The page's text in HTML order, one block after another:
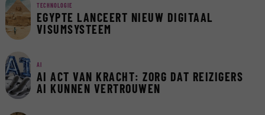
TECHNOLOGIE
EGYPTE LANCEERT NIEUW DIGITAAL
VISUMSYSTEEM
AI
AI ACT VAN KRACHT: ZORG DAT REIZIGERS
AI KUNNEN VERTROUWEN